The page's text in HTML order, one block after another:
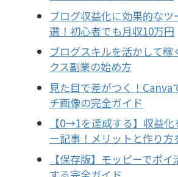
ブログ収益化に効果的な
選！初心者でも月収10万円
ブログスキルを活かして稼
クス副業の始め方
見た目で差がつく！Canva
チ画像の完全ガイド
【0→1を達成する】収益
ー記事！メリットと作り方
【保存版】モッピーでポ
する完全ガイド